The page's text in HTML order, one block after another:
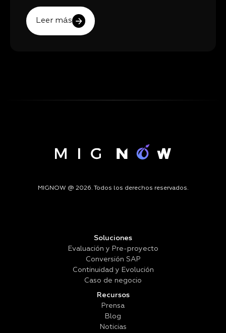
Leer más
MIGNOW @ 2026. Todos los derechos reservados.
Soluciones
Evaluación y Pre-proyecto
Conversión SAP
Continuidad y Evolución
Caso de negocio
Recursos
Prensa
Blog
Noticias